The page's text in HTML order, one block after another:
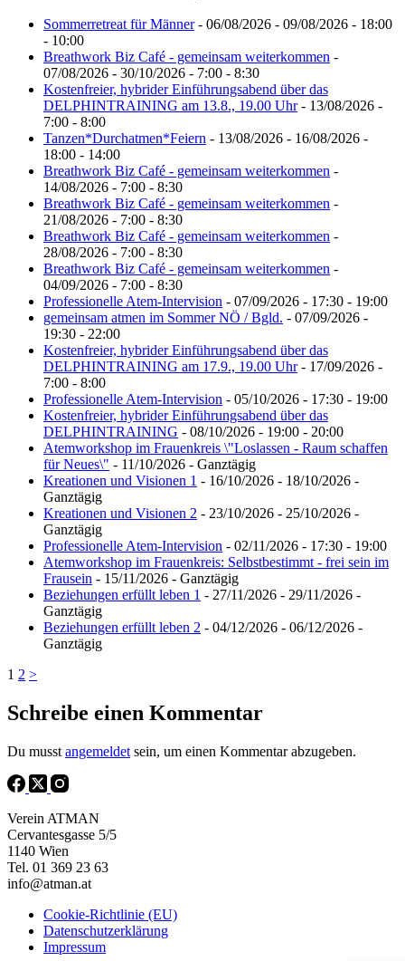
Sommerretreat für Männer- 06/08/2026 - 09/08/2026 - 18:00
- 10:00
Breathwork Biz Café - gemeinsam weiterkommen -
07/08/2026 - 30/10/2026 - 7:00 - 8:30
Kostenfreier, hybrider Einführungsabend über das
DELPHINTRAINING am 13.8., 19.00 Uhr- 13/08/2026 -
7:00 - 8:00
Tanzen*Durchatmen*Feiern - 13/08/2026 - 16/08/2026 -
18:00 - 14:00
Breathwork Biz Café - gemeinsam weiterkommen -
14/08/2026 - 7:00 - 8:30
Breathwork Biz Café - gemeinsam weiterkommen -
21/08/2026 - 7:00 - 8:30
Breathwork Biz Café - gemeinsam weiterkommen -
28/08/2026 - 7:00 - 8:30
Breathwork Biz Café - gemeinsam weiterkommen -
04/09/2026 - 7:00 - 8:30
Professionelle Atem-Intervision - 07/09/2026 - 17:30 - 19:00
gemeinsam atmen im Sommer NÖ / Bgld. - 07/09/2026 -
19:30 - 22:00
Kostenfreier, hybrider Einführungsabend über das
DELPHINTRAINING am 17.9., 19.00 Uhr- 17/09/2026 -
7:00 - 8:00
Professionelle Atem-Intervision - 05/10/2026 - 17:30 - 19:00
Kostenfreier, hybrider Einführungsabend über das
DELPHINTRAINING - 08/10/2026 - 19:00 - 20:00
Atemworkshop im Frauenkreis \"Loslassen - Raum schaffen
für Neues\" - 11/10/2026 - Ganztägig
Kreationen und Visionen 1 - 16/10/2026 - 18/10/2026 -
Ganztägig
Kreationen und Visionen 2 - 23/10/2026 - 25/10/2026 -
Ganztägig
Professionelle Atem-Intervision - 02/11/2026 - 17:30 - 19:00
Atemworkshop im Frauenkreis: Selbstbestimmt - frei sein im
Frausein - 15/11/2026 - Ganztägig
Beziehungen erfüllt leben 1 - 27/11/2026 - 29/11/2026 -
Ganztägig
Beziehungen erfüllt leben 2 - 04/12/2026 - 06/12/2026 -
Ganztägig
1 2 >
Schreibe einen Kommentar
Du musst angemeldet sein, um einen Kommentar abzugeben.
Verein ATMAN
Cervantesgasse 5/5
1140 Wien
Tel. 01 369 23 63
info@atman.at
Cookie-Richtlinie (EU)
Datenschutzerklärung
Impressum